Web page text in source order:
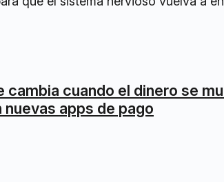
cambia cuando el dinero se
apps de pago